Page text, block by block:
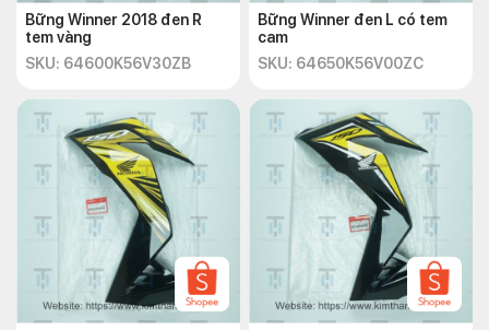
Bững Winner 2018 đen R
tem vàng
SKU: 64600K56V30ZB
Bững Winner đen L có tem
cam
SKU: 64650K56V00ZC